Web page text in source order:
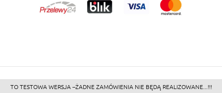
TO TESTOWA WERSJA --ŻADNE ZAMÓWIENIA NIE BĘDĄ REALIZOWANE...!!!